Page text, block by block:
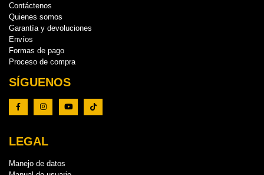
Contáctenos
Quienes somos
Garantía y devoluciones
Envíos
Formas de pago
Proceso de compra
SÍGUENOS
LEGAL
Manejo de datos